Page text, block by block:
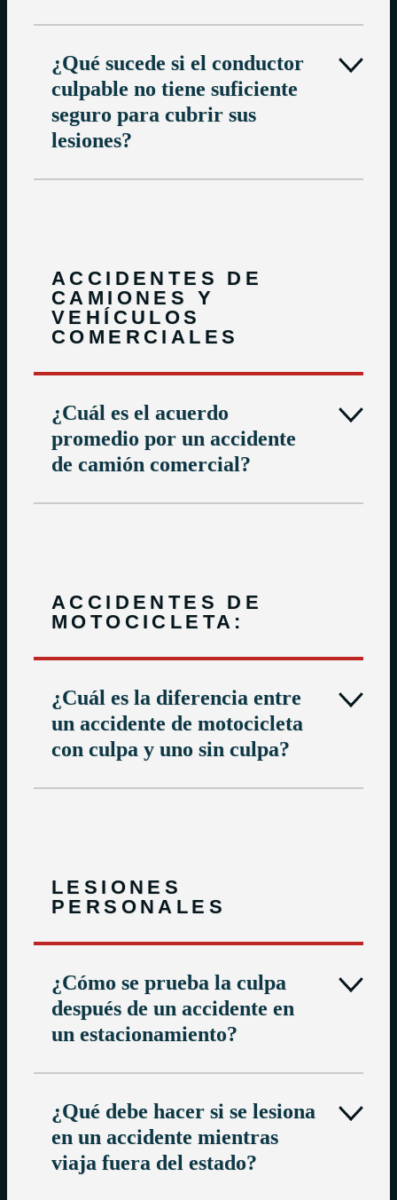
¿Qué sucede si el conductor
culpable no tiene suficiente
seguro para cubrir sus
lesiones?
ACCIDENTES DE
CAMIONES Y
VEHÍCULOS
COMERCIALES
¿Cuál es el acuerdo
promedio por un accidente
de camión comercial?
ACCIDENTES DE
MOTOCICLETA:
¿Cuál es la diferencia entre
un accidente de motocicleta
con culpa y uno sin culpa?
LESIONES
PERSONALES
¿Cómo se prueba la culpa
después de un accidente en
un estacionamiento?
¿Qué debe hacer si se lesiona
en un accidente mientras
viaja fuera del estado?